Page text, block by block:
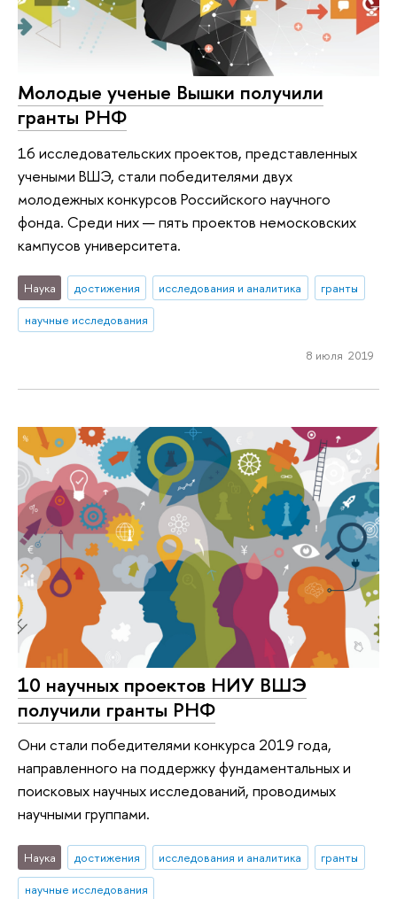
Молодые ученые Вышки получили
гранты РНФ
16 исследовательских проектов, представленных
учеными ВШЭ, стали победителями двух
молодежных конкурсов Российского научного
фонда. Среди них — пять проектов немосковских
кампусов университета.
Наука достижения исследования и аналитика
гранты
научные исследования
8 июля 2019
10 научных проектов НИУ ВШЭ
получили гранты РНФ
Они стали победителями конкурса 2019 года,
направленного на поддержку фундаментальных и
поисковых научных исследований, проводимых
научными группами.
Наука достижения исследования и аналитика
гранты
научные исследования